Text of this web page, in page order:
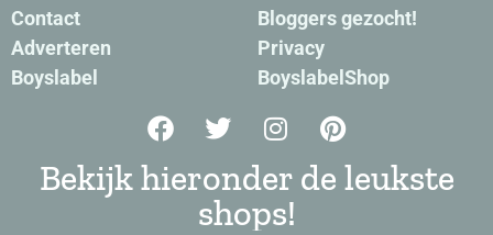
Contact
Adverteren
Boyslabel
Bloggers gezocht!
Privacy
BoyslabelShop
Bekijk hieronder de leukste
shops!